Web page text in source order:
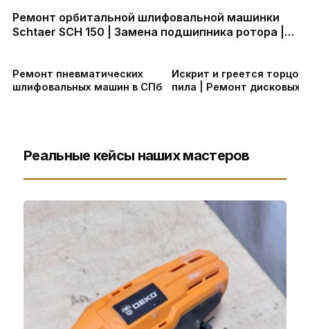
Ремонт орбитальной шлифовальной машинки
Schtaer SCH 150 | Замена подшипника ротора |
Ремонт пневматических
шлифовальных машин в СПб
Искрит и греется
пила | Ремонт дисковых
Реальные кейсы наших мастеров